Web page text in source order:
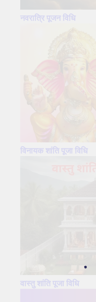
नवरात्रि पूजन विधि
विनायक शांति पूजा विधि
वास्तु शांति पूजा विधि